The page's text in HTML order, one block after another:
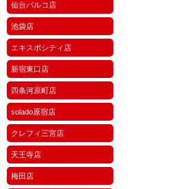
仙台パルコ店
池袋店
エキスポシティ店
新宿東口店
四条河原町店
solado原宿店
クレフィ三宮店
天王寺店
梅田店